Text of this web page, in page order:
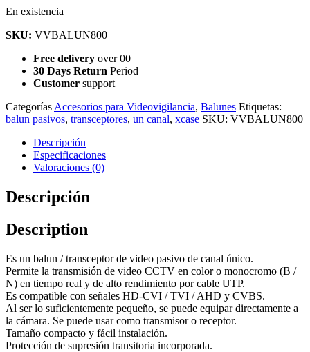
Availability:
En existencia
SKU: VVBALUN800
Free delivery over 00
30 Days Return Period
Customer support
Categorías Accesorios para Videovigilancia, Balunes Etiquetas:
balun pasivos, transceptores, un canal, xcase SKU: VVBALUN800
Descripción
Especificaciones
Valoraciones (0)
Descripción
Description
Es un balun / transceptor de video pasivo de canal único.
Permite la transmisión de video CCTV en color o monocromo (B /
N) en tiempo real y de alto rendimiento por cable UTP.
Es compatible con señales HD-CVI / TVI / AHD y CVBS.
Al ser lo suficientemente pequeño, se puede equipar directamente a
la cámara. Se puede usar como transmisor o receptor.
Tamaño compacto y fácil instalación.
Protección de supresión transitoria incorporada.